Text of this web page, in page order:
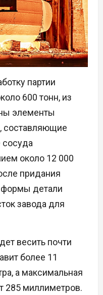
партии
600 тонн, из
элементы
составляющие
сосуда
около 12 000
придания
формы детали
завода для
весить почти
более 11
а максимальная
285 миллиметров.